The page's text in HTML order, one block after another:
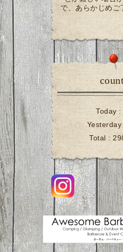
で、あらかじめご
Today
Yesterday
Total :